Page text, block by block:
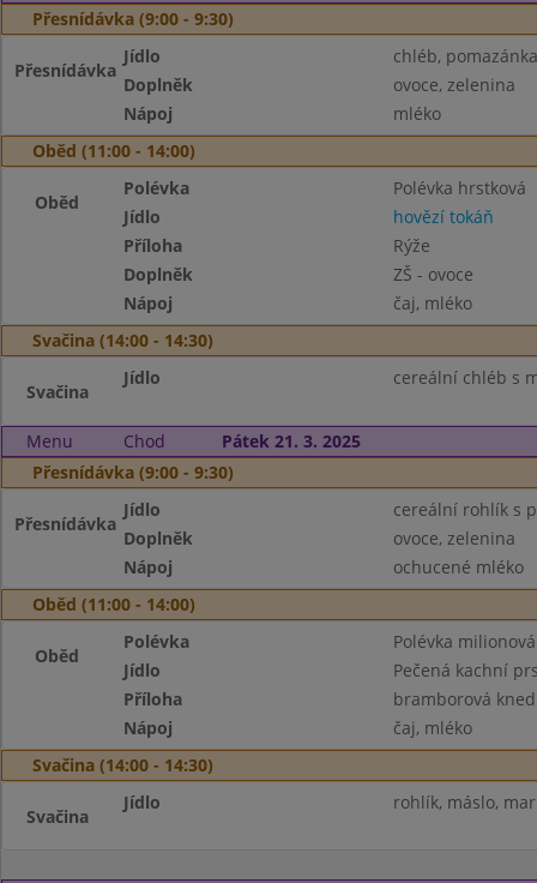
Přesnídávka (9:00 - 9:30)
Přesnídávka
Jídlo
chléb,
Doplněk
ovoce, zelenina
Nápoj
mléko
Oběd (11:00 - 14:00)
Oběd
Polévka
Polévka hrstková
Jídlo
hovězí tokáň
Příloha
Rýže
Doplněk
ZŠ - ovoce
Nápoj
čaj, mléko
Svačina (14:00 - 14:30)
Svačina
Jídlo cereální chléb s
Menu Chod
Pátek 21. 3. 2025
Přesnídávka (9:00 - 9:30)
Přesnídávka
Jídlo
cereální rohlík s
Doplněk
ovoce, zelenina
Nápoj
ochucené mléko
Oběd (11:00 - 14:00)
Oběd
Polévka
Polévka milionová
Jídlo
Pečená kachní
Příloha
bramborová
Nápoj
čaj, mléko
Svačina (14:00 - 14:30)
Svačina
Jídlo rohlík, máslo,